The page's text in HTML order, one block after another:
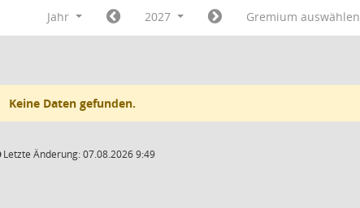
Jahr 2027 Gremium auswählen
Keine Daten gefunden.
Letzte Änderung: 07.08.2026 9:49